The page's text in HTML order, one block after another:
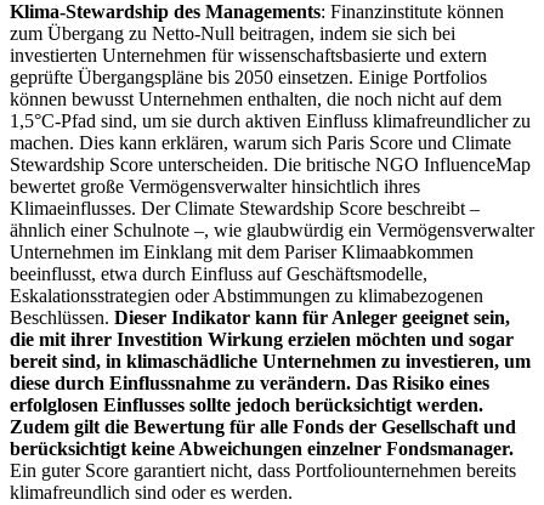
Klima-Stewardship des Managements: Finanzinstitute können
zum Übergang zu Netto-Null beitragen, indem sie sich bei
investierten Unternehmen für wissenschaftsbasierte und extern
geprüfte Übergangspläne bis 2050 einsetzen. Einige Portfolios
können bewusst Unternehmen enthalten, die noch nicht auf dem
1,5°C-Pfad sind, um sie durch aktiven Einfluss klimafreundlicher zu
machen. Dies kann erklären, warum sich Paris Score und Climate
Stewardship Score unterscheiden. Die britische NGO InfluenceMap
bewertet große Vermögensverwalter hinsichtlich ihres
Klimaeinflusses. Der Climate Stewardship Score beschreibt –
ähnlich einer Schulnote –, wie glaubwürdig ein Vermögensverwalter
Unternehmen im Einklang mit dem Pariser Klimaabkommen
beeinflusst, etwa durch Einfluss auf Geschäftsmodelle,
Eskalationsstrategien oder Abstimmungen zu klimabezogenen
Beschlüssen. Dieser Indikator kann für Anleger geeignet sein,
die mit ihrer Investition Wirkung erzielen möchten und sogar
bereit sind, in klimaschädliche Unternehmen zu investieren, um
diese durch Einflussnahme zu verändern. Das Risiko eines
erfolglosen Einflusses sollte jedoch berücksichtigt werden.
Zudem gilt die Bewertung für alle Fonds der Gesellschaft und
berücksichtigt keine Abweichungen einzelner Fondsmanager.
Ein guter Score garantiert nicht, dass Portfoliounternehmen bereits
klimafreundlich sind oder es werden.